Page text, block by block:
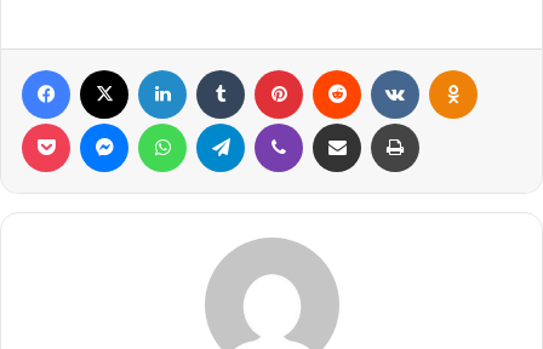
Facebook Linkedin Tumblr Pinterest Reddit
Pocket MessengerWhatsAppTelegram Viber Compartilhar via e-mail Imprimir